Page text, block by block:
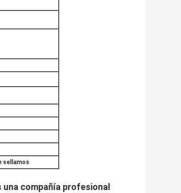
sellamos
compañía profesional